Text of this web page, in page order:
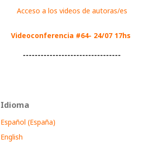
Acceso a los videos de autoras/es
Videoconferencia #64- 24/07 17hs
---------------------------------
Idioma
Español (España)
English